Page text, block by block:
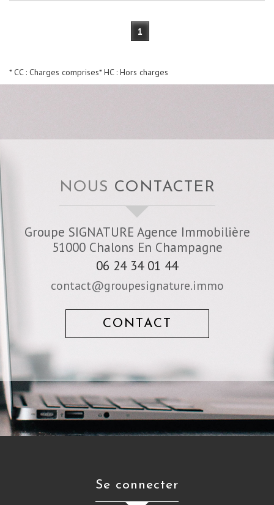
1
* CC : Charges comprises* HC : Hors charges
NOUS CONTACTER
Groupe SIGNATURE Agence Immobilière
51000 Chalons En Champagne
06 24 34 01 44
contact@groupesignature.immo
CONTACT
Se connecter